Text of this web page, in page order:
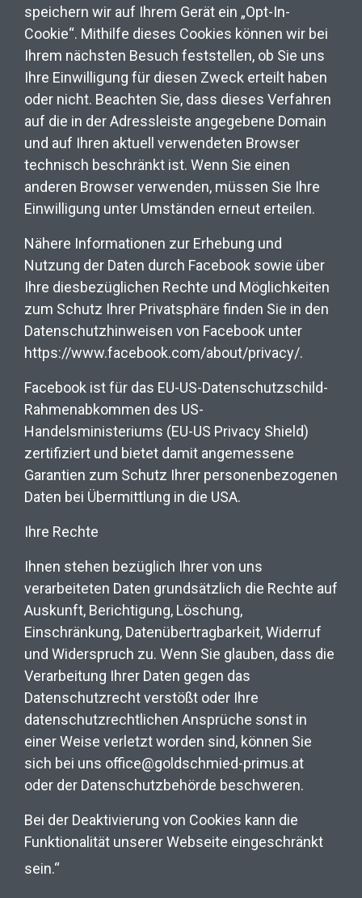
speichern wir auf Ihrem Gerät ein „Opt-In-
Cookie“. Mithilfe dieses Cookies können wir bei
Ihrem nächsten Besuch feststellen, ob Sie uns
Ihre Einwilligung für diesen Zweck erteilt haben
oder nicht. Beachten Sie, dass dieses Verfahren
auf die in der Adressleiste angegebene Domain
und auf Ihren aktuell verwendeten Browser
technisch beschränkt ist. Wenn Sie einen
anderen Browser verwenden, müssen Sie Ihre
Einwilligung unter Umständen erneut erteilen.
Nähere Informationen zur Erhebung und
Nutzung der Daten durch Facebook sowie über
Ihre diesbezüglichen Rechte und Möglichkeiten
zum Schutz Ihrer Privatsphäre finden Sie in den
Datenschutzhinweisen von Facebook unter
https://www.facebook.com/about/privacy/.
Facebook ist für das EU-US-Datenschutzschild-
Rahmenabkommen des US-
Handelsministeriums (EU-US Privacy Shield)
zertifiziert und bietet damit angemessene
Garantien zum Schutz Ihrer personenbezogenen
Daten bei Übermittlung in die USA.
Ihre Rechte
Ihnen stehen bezüglich Ihrer von uns
verarbeiteten Daten grundsätzlich die Rechte auf
Auskunft, Berichtigung, Löschung,
Einschränkung, Datenübertragbarkeit, Widerruf
und Widerspruch zu. Wenn Sie glauben, dass die
Verarbeitung Ihrer Daten gegen das
Datenschutzrecht verstößt oder Ihre
datenschutzrechtlichen Ansprüche sonst in
einer Weise verletzt worden sind, können Sie
sich bei uns office@goldschmied-primus.at
oder der Datenschutzbehörde beschweren.
Bei der Deaktivierung von Cookies kann die
Funktionalität unserer Webseite eingeschränkt
sein.“